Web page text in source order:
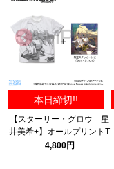
その他先行受付
テイルズ オブ シリーズ
鉄拳
太鼓の達人
本日締切!!
【スターリー・グロウ 星
井美希+】オールプリントT
シャツ 限定セット/WHITE-
4,800円